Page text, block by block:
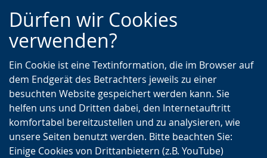
Zur
Hauptnavigation
Zur
Seitennavigation
Zum
Inhalt
Dürfen wir Cookies
verwenden?
Ein Cookie ist eine Textinformation, die im Browser auf
dem Endgerät des Betrachters jeweils zu einer
besuchten Website gespeichert werden kann. Sie
helfen uns und Dritten dabei, den Internetauftritt
komfortabel bereitzustellen und zu analysieren, wie
unsere Seiten benutzt werden. Bitte beachten Sie:
Einige Cookies von Drittanbietern (z.B. YouTube)